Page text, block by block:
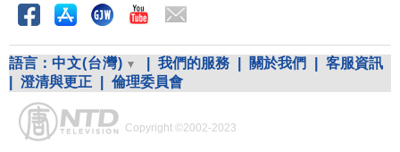
語言： 中文(台灣) 我們的服務 關於我們
客服資訊
澄清與更正 倫理委員會
Copyright ©2002-2023